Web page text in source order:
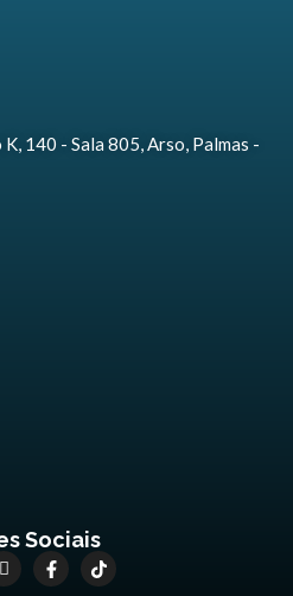
140 - Sala 805, Arso, Palmas -
Sociais